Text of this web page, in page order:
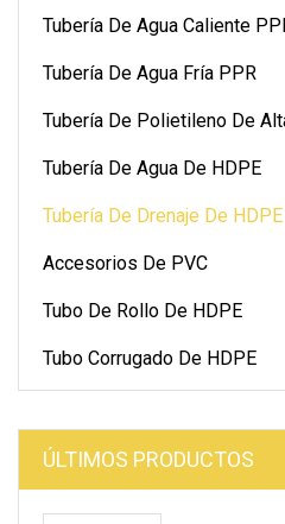
Tubería De Agua Caliente
Tubería De Agua Fría PPR
Tubería De Polietileno De
Tubería De Agua De HDPE
Tubería De Drenaje De HDPE
Accesorios De PVC
Tubo De Rollo De HDPE
Tubo Corrugado De HDPE
ÚLTIMOS PRODUCTOS